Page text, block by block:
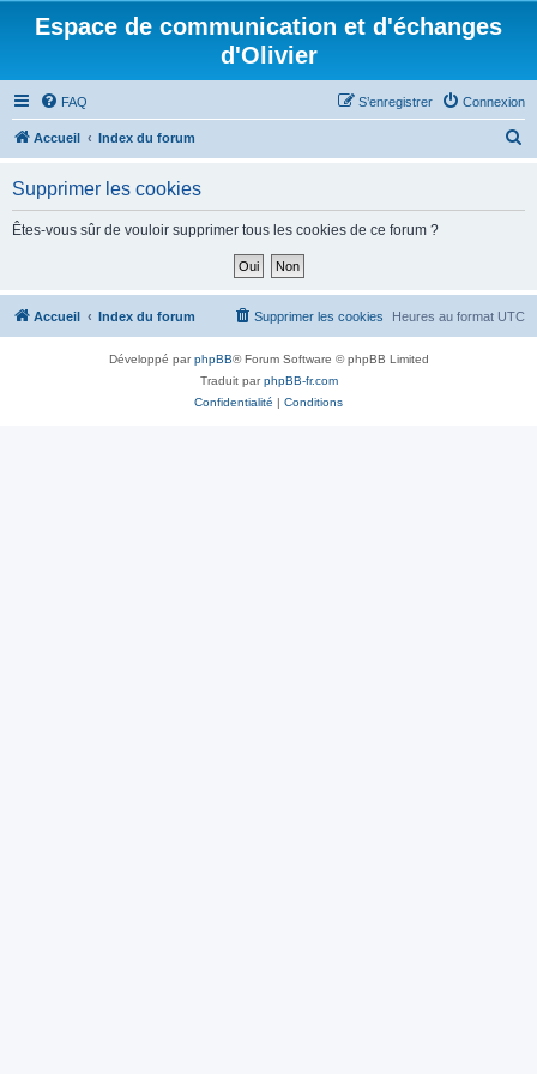
Espace de communication et d'échanges
d'Olivier
FAQ Connexion
S’enregistrer
Accueil Index du forum
h
Supprimer les cookies
Êtes-vous sûr de vouloir supprimer tous les cookies de ce forum ?
Accueil Index du forum Heures au format UTC
Supprimer les cookies
Développé parphpBB® Forum Software © phpBB Limited
Traduit parphpBB-fr.com
Confidentialité | Conditions